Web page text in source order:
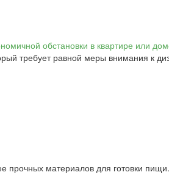
требует равной меры внимания к
прочных материалов для готовки